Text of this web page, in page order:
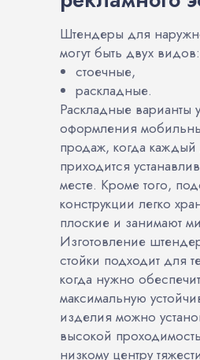
Штендеры для
могут быть двух видов:
стоечные,
раскладные.
Раскладные варианты
оформления
продаж, когда
приходится
месте. Кроме того,
конструкции легко
плоские и занимают
Изготовление
стойки подходит для
когда нужно
максимальную
изделия можно
высокой
низкому центру